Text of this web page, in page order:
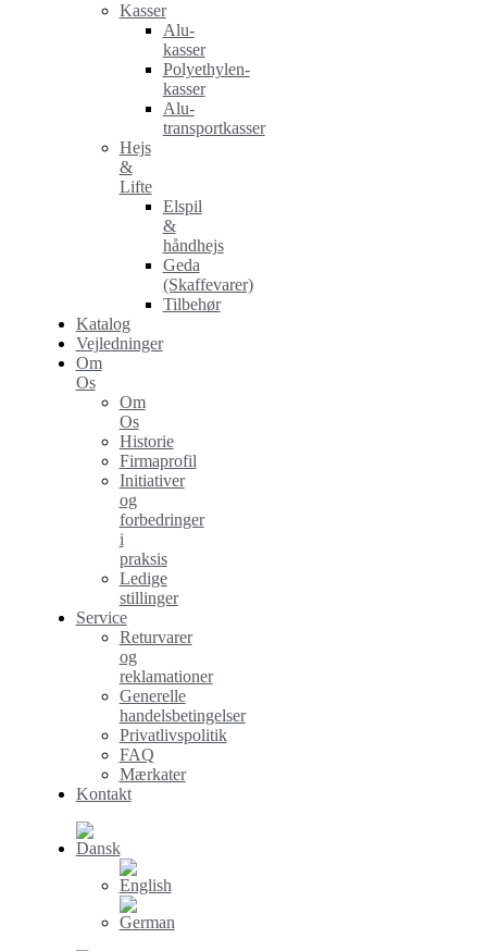
Kasser
Alu-
kasser
Polyethylen-
kasser
Alu-
transportkasser
Hejs
&
Lifte
Elspil
&
håndhejs
Geda
(Skaffevarer)
Tilbehør
Katalog
Vejledninger
Om
Os
Om
Os
Historie
Firmaprofil
Initiativer
og
forbedringer
i
praksis
Ledige
stillinger
Service
Returvarer
og
reklamationer
Generelle
handelsbetingelser
Privatlivspolitik
FAQ
Mærkater
Kontakt